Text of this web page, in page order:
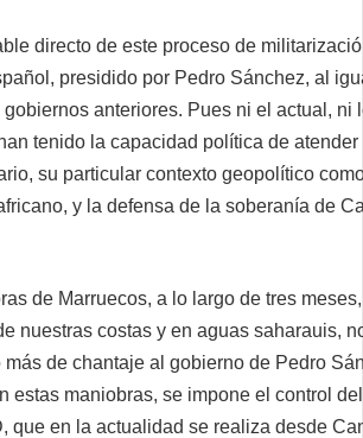
directo de este proceso de
presidido por Pedro Sánchez, al
anteriores. Pues ni el actual, ni
tenido la capacidad política de
su particular contexto geopolítico
y la defensa de la soberanía de
de Marruecos, a lo largo de tres
nuestras costas y en aguas saharauis,
más de chantaje al gobierno de Pedro
estas maniobras, se impone el control
que en la actualidad se realiza desde